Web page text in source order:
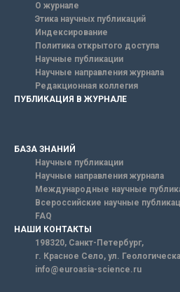
О журнале
Этика научных публикаций
Индексирование
Политика открытого доступа
Научные публикации
Научные направления журнала
Редакционная коллегия
ПУБЛИКАЦИЯ В ЖУРНАЛЕ
БАЗА ЗНАНИЙ
Научные публикации
Научные направления журнала
Международные научные
Всероссийские научные
FAQ
НАШИ КОНТАКТЫ
198320, Санкт-Петербург,
г. Красное Село, ул.
info@euroasia-science.ru